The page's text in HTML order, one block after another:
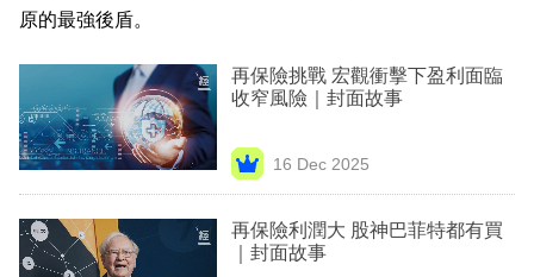
事
專
欄
訂
原的最強後盾。
再保險挑戰 宏觀衝擊下盈利面臨
收窄風險｜封面故事
16 Dec 2025
再保險利潤大 股神巴菲特都有買
｜封面故事